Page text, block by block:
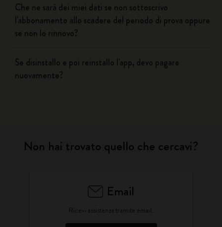
Che ne sarà dei miei dati se non sottoscrivo
l'abbonamento allo scadere del periodo di prova oppure
se non lo rinnovo?
Se disinstallo e poi reinstallo l'app, devo pagare
nuovamente?
Non hai trovato quello che cercavi?
Email
Ricevi assistenza tramite email.